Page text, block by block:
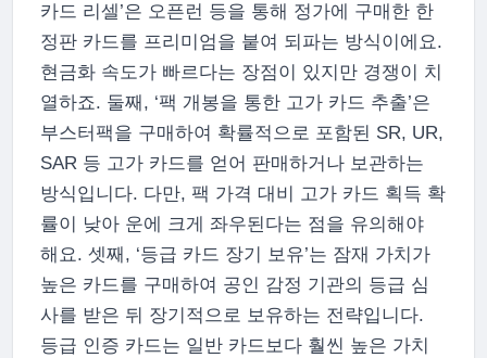
카드 리셀’은 오픈런 등을 통해 정가에 구매한 한
정판 카드를 프리미엄을 붙여 되파는 방식이에요.
현금화 속도가 빠르다는 장점이 있지만 경쟁이 치
열하죠. 둘째, ‘팩 개봉을 통한 고가 카드 추출’은
부스터팩을 구매하여 확률적으로 포함된 SR, UR,
SAR 등 고가 카드를 얻어 판매하거나 보관하는
방식입니다. 다만, 팩 가격 대비 고가 카드 획득 확
률이 낮아 운에 크게 좌우된다는 점을 유의해야
해요. 셋째, ‘등급 카드 장기 보유’는 잠재 가치가
높은 카드를 구매하여 공인 감정 기관의 등급 심
사를 받은 뒤 장기적으로 보유하는 전략입니다.
등급 인증 카드는 일반 카드보다 훨씬 높은 가치